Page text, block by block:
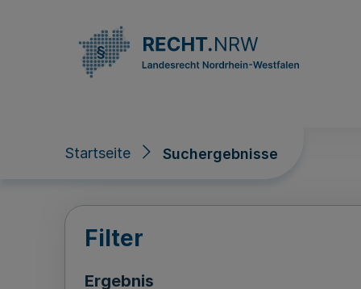
Startseite Suchergebnisse
Suchergebnisse
Filter
Ergebnis